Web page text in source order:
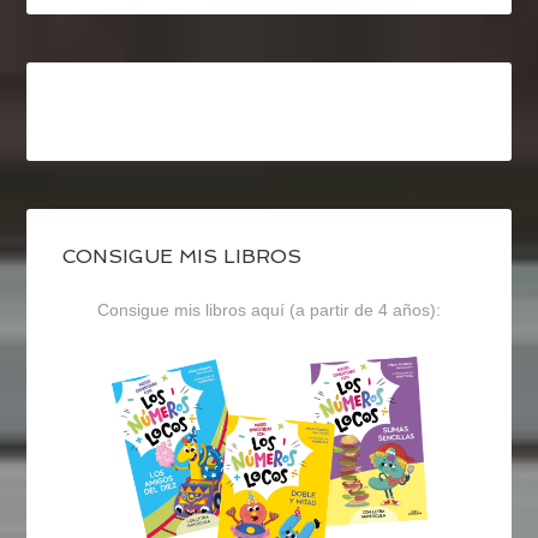
CONSIGUE MIS LIBROS
Consigue mis libros aquí (a partir de 4 años):